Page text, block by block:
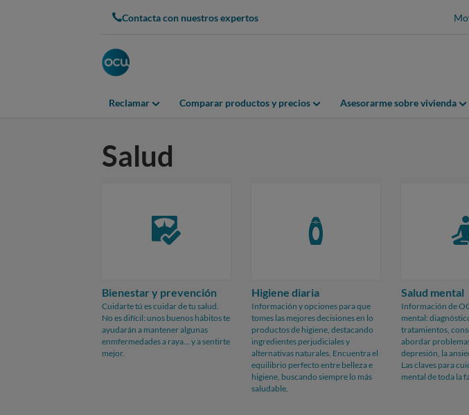
Contacta con nuestros expertos
Reclamar Comparar productos y precios Asesorarme sobre vivienda
Salud
Bienestar y prevención
Cuidarte tú es cuidar de tu salud.
No es difícil: unos buenos hábitos te
ayudarán a mantener algunas
enmfermedades a raya... y a sentirte
mejor.
Higiene diaria
Información y opciones para que
tomes las mejores decisiones en lo
productos de higiene, destacando
ingredientes perjudiciales y
alternativas naturales. Encuentra el
equilibrio perfecto entre belleza e
higiene, buscando siempre lo más
saludable.
Salud mental
Información de
mental:
tratamientos,
abordar
depresión, la
Las claves para
mental de toda la